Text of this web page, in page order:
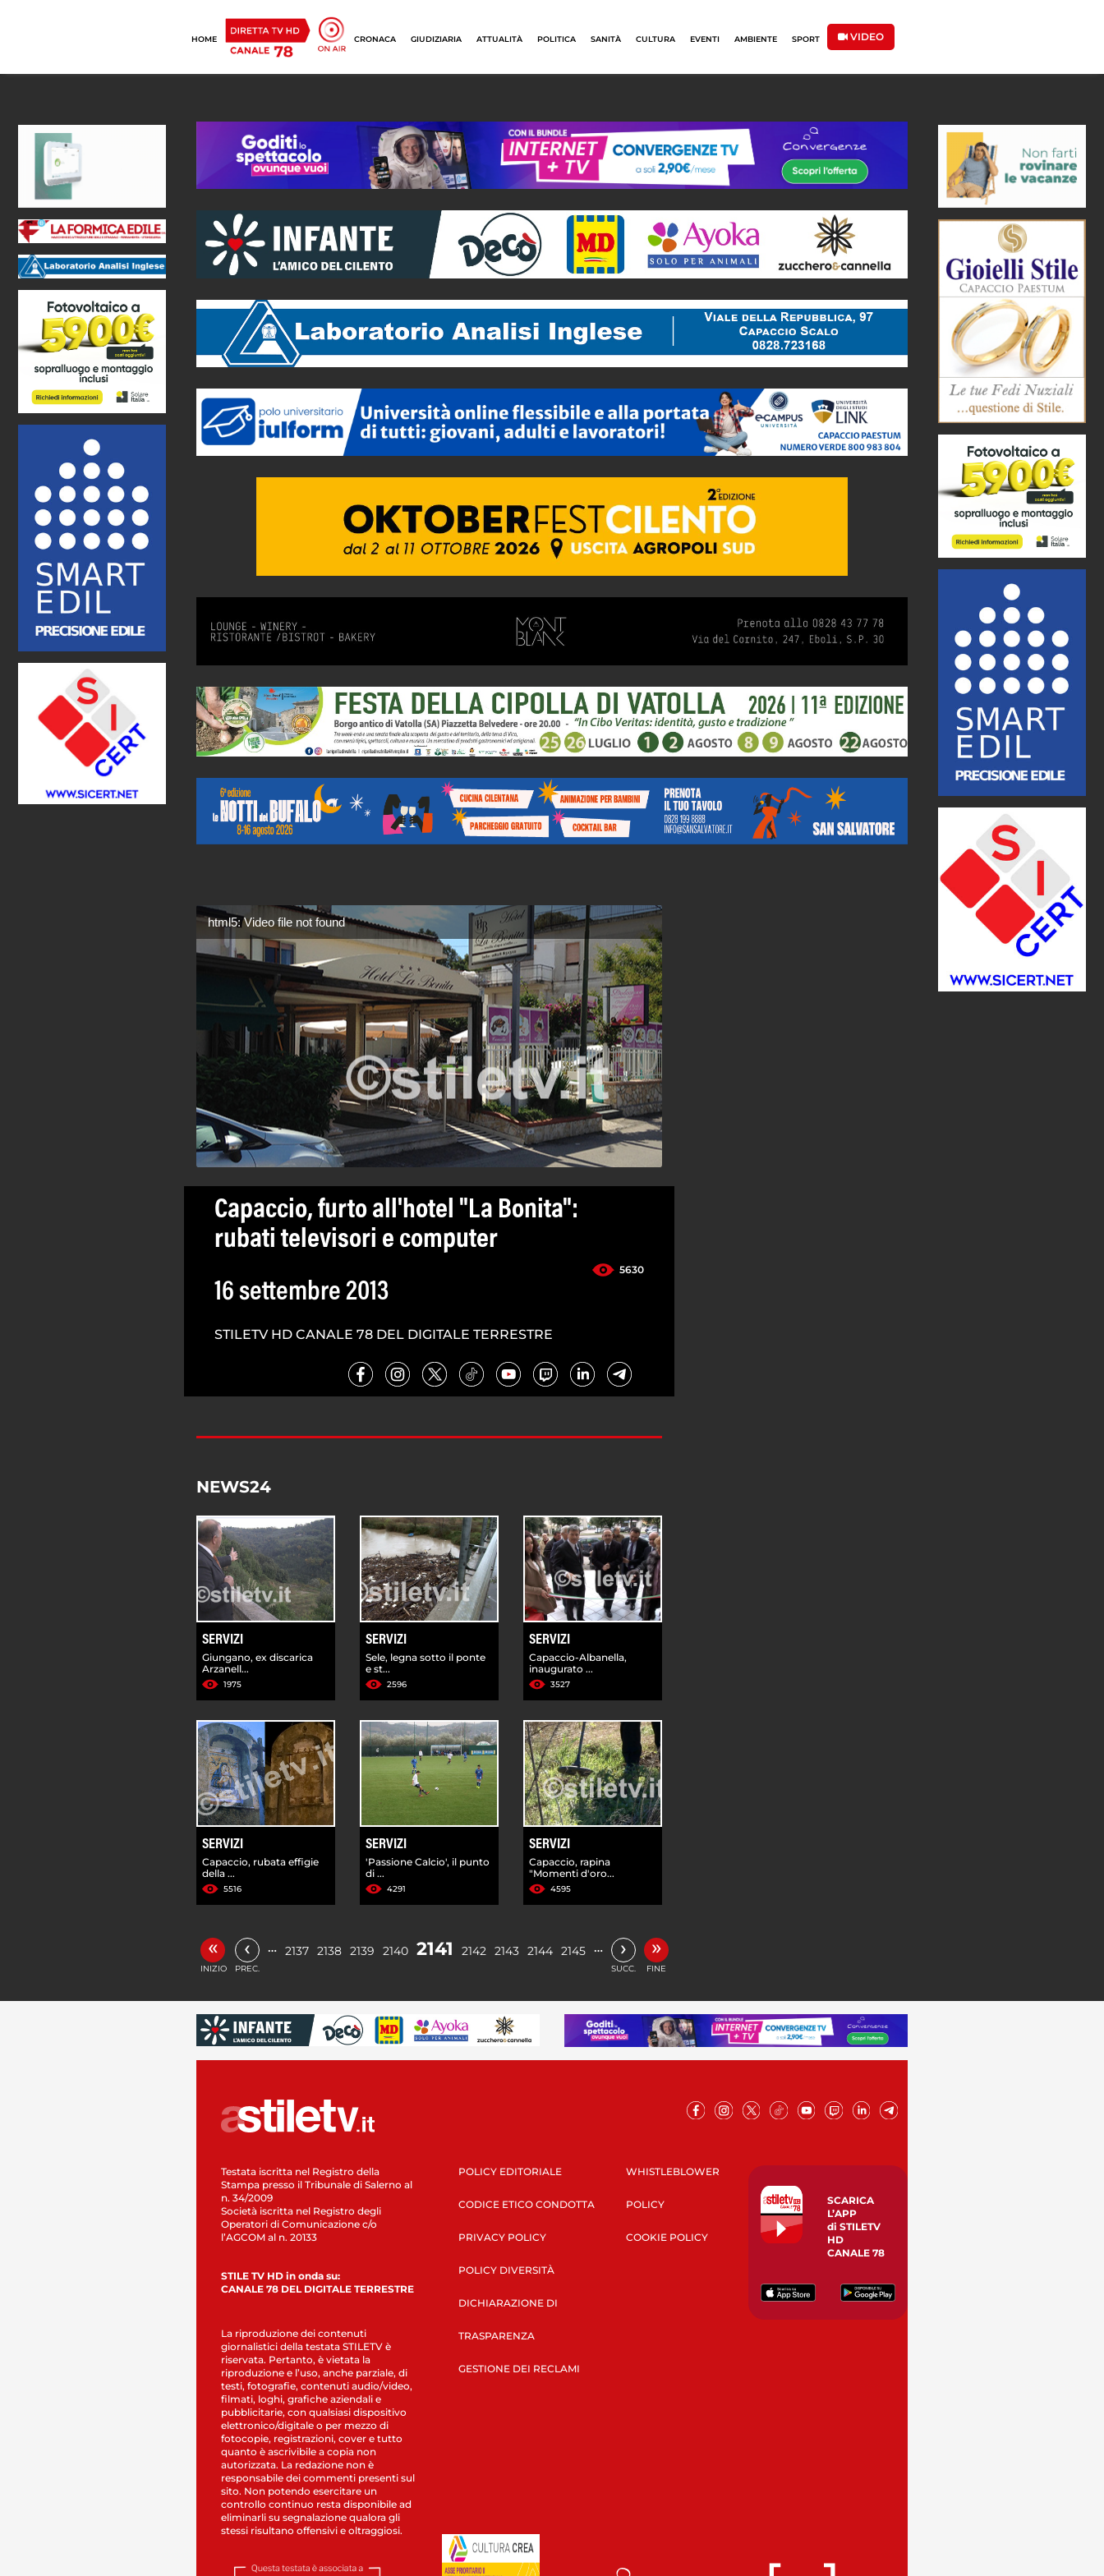
HOME CRONACA GIUDIZIARIA ATTUALITÀ POLITICA SANITÀ CULTURA EVENTI AMBIENTE SPORT VIDEO
html5: Video file not found
Capaccio, furto all'hotel "La Bonita":
rubati televisori e computer
5630
16 settembre 2013
STILETV HD CANALE 78 DEL DIGITALE TERRESTRE
NEWS24
SERVIZI
Giungano, ex discarica
Arzanell...
1975
SERVIZI
Sele, legna sotto il ponte
e st...
2596
SERVIZI
Capaccio-Albanella,
inaugurato ...
3527
SERVIZI
Capaccio, rubata effigie
della ...
5516
SERVIZI
'Passione Calcio', il punto
di ...
4291
SERVIZI
Capaccio, rapina
"Momenti d'oro...
4595
«
INIZIO
‹
PREC.
… 2137 2138 2139 2140 2141 2142 2143 2144 2145 … ›
SUCC.
»
FINE
Testata iscritta nel Registro della
Stampa presso il Tribunale di Salerno al
n. 34/2009
Società iscritta nel Registro degli
Operatori di Comunicazione c/o
l’AGCOM al n. 20133
STILE TV HD in onda su:
CANALE 78 DEL DIGITALE TERRESTRE
La riproduzione dei contenuti
giornalistici della testata STILETV è
riservata. Pertanto, è vietata la
riproduzione e l’uso, anche parziale, di
testi, fotografie, contenuti audio/video,
filmati, loghi, grafiche aziendali e
pubblicitarie, con qualsiasi dispositivo
elettronico/digitale o per mezzo di
fotocopie, registrazioni, cover e tutto
quanto è ascrivibile a copia non
autorizzata. La redazione non è
responsabile dei commenti presenti sul
sito. Non potendo esercitare un
controllo continuo resta disponibile ad
eliminarli su segnalazione qualora gli
stessi risultano offensivi e oltraggiosi.
POLICY EDITORIALE
CODICE ETICO CONDOTTA
PRIVACY POLICY
POLICY DIVERSITÀ
DICHIARAZIONE DI
TRASPARENZA
GESTIONE DEI RECLAMI
WHISTLEBLOWER
POLICY
COOKIE POLICY
SCARICA
L’APP
di STILETV
HD
CANALE 78